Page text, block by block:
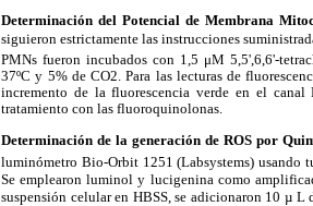
Determinación del Potencial de Membrana
siguieron estrictamente las instrucciones
PMNs fueron incubados con 1,5 μM 5,5',6,6'-
37ºC y 5% de CO2. Para las lecturas de
incremento de la fluorescencia verde en el
tratamiento con las fluoroquinolonas.
Determinación de la generación de ROS por
luminómetro Bio-Orbit 1251 (Labsystems) usando
Se emplearon luminol y lucigenina como
suspensión celular en HBSS, se adicionaron 10 µ